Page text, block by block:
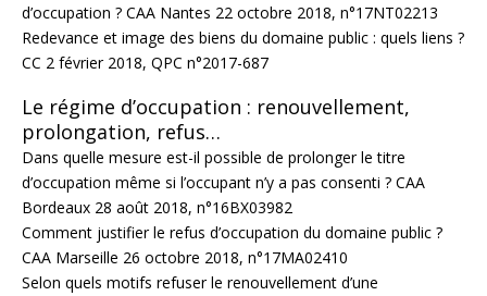
d’occupation ? CAA Nantes 22 octobre 2018, n°17NT02213
Redevance et image des biens du domaine public : quels liens ?
CC 2 février 2018, QPC n°2017-687
Le régime d’occupation : renouvellement,
prolongation, refus…
Dans quelle mesure est-il possible de prolonger le titre
d’occupation même si l’occupant n’y a pas consenti ? CAA
Bordeaux 28 août 2018, n°16BX03982
Comment justifier le refus d’occupation du domaine public ?
CAA Marseille 26 octobre 2018, n°17MA02410
Selon quels motifs refuser le renouvellement d’une